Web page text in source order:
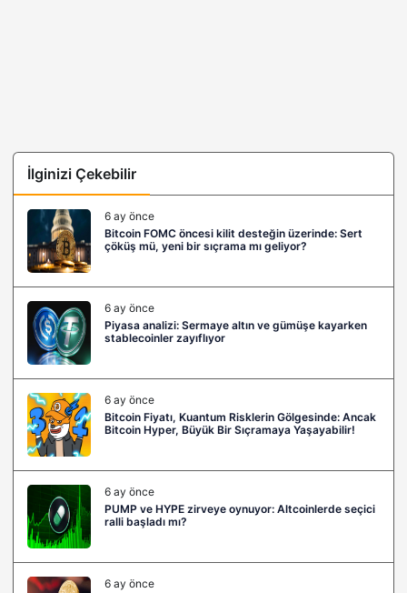
İlginizi Çekebilir
6 ay önce
Bitcoin FOMC öncesi kilit desteğin üzerinde: Sert
çöküş mü, yeni bir sıçrama mı geliyor?
6 ay önce
Piyasa analizi: Sermaye altın ve gümüşe kayarken
stablecoinler zayıflıyor
6 ay önce
Bitcoin Fiyatı, Kuantum Risklerin Gölgesinde: Ancak
Bitcoin Hyper, Büyük Bir Sıçramaya Yaşayabilir!
6 ay önce
PUMP ve HYPE zirveye oynuyor: Altcoinlerde seçici
ralli başladı mı?
6 ay önce